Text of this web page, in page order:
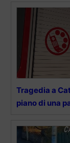
Tragedia a
piano di una